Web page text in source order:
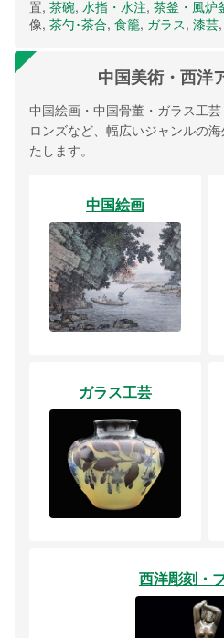
置, 茶碗, 水指・水注, 茶釜・風炉
像, 茶勺･茶合, 食籠, ガラス, 漆芸,
中国美術・西洋
中国絵画・中国骨董・ガラス工
ロンズなど、幅広いジャンルの
たします。
中国絵画
ガラス工芸
西洋彫刻・